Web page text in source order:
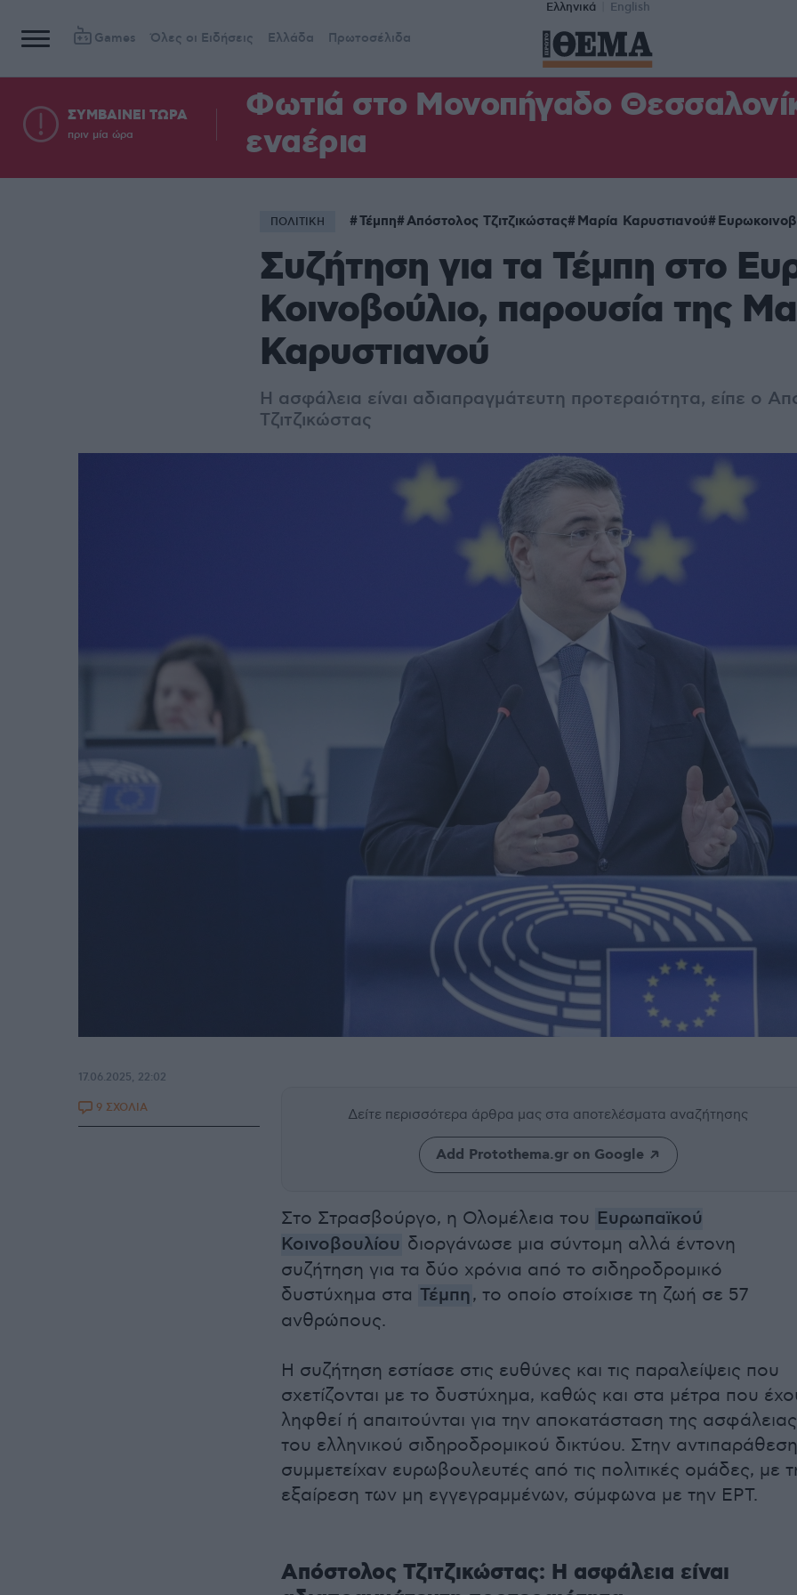
Ελληνικά English
Games Όλες οι Ειδήσεις Ελλάδα Πρωτοσέλιδα
ΣΥΜΒΑΙΝΕΙ ΤΩΡΑ
πριν μία ώρα
Φωτιά στο Μονοπήγαδο
εναέρια
ΠΟΛΙΤΙΚΗ Τέμπη Απόστολος Τζιτζικώστας Μαρία Καρυστιανού
Συζήτηση για τα Τέμπη στο
Κοινοβούλιο, παρουσία της
Καρυστιανού
Η ασφάλεια είναι αδιαπραγμάτευτη προτεραιότητα, είπε ο
Τζιτζικώστας
Δείτε περισσότερα άρθρα μας στα αποτελέσματα αναζήτησης
Add Protothema.gr on Google
Στο Στρασβούργο, η Ολομέλεια του Ευρωπαϊκού
Κοινοβουλίου διοργάνωσε μια σύντομη αλλά έντονη
συζήτηση για τα δύο χρόνια από το σιδηροδρομικό
δυστύχημα στα Τέμπη, το οποίο στοίχισε τη ζωή σε 57
ανθρώπους.
Η συζήτηση εστίασε στις ευθύνες και τις παραλείψεις που
σχετίζονται με το δυστύχημα, καθώς και στα μέτρα που
ληφθεί ή απαιτούνται για την αποκατάσταση της ασφάλειας
του ελληνικού σιδηροδρομικού δικτύου. Στην αντιπαράθεση
συμμετείχαν ευρωβουλευτές από τις πολιτικές ομάδες, με
εξαίρεση των μη εγγεγραμμένων, σύμφωνα με την ΕΡΤ.
Απόστολος Τζιτζικώστας: Η ασφάλεια είναι
17.06.2025, 22:02
9 ΣΧΟΛΙΑ